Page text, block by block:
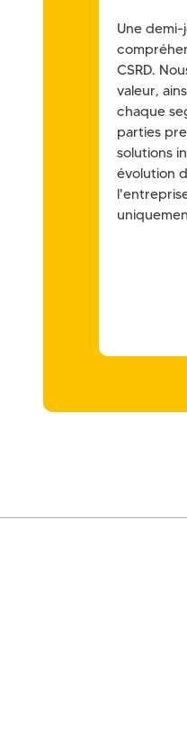
Une
CSRD.
valeur,
chaque
parties
solutions
évolution